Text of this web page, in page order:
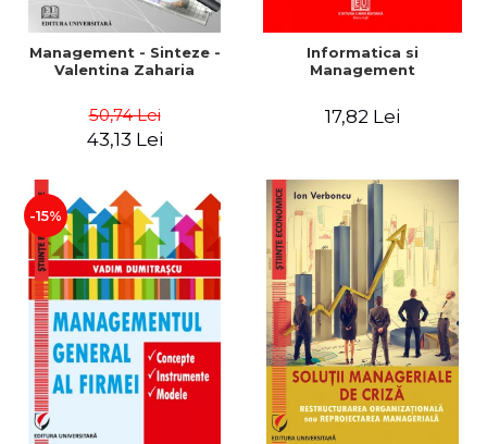
Management - Sinteze -
Valentina Zaharia
50,74 Lei
43,13 Lei
Informatica si
Management
17,82 Lei
-15%